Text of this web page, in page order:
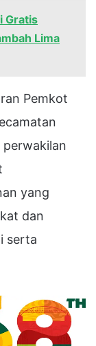
Gratis
Lima
Pemkot
yang
dan
serta